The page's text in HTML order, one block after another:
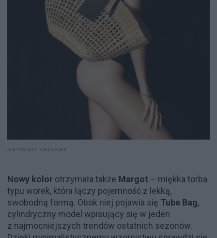
Nowy kolor otrzymała także Margot – miękka torba
typu worek, która łączy pojemność z lekką,
swobodną formą. Obok niej pojawia się Tube Bag,
cylindryczny model wpisujący się w jeden
z najmocniejszych trendów ostatnich sezonów.